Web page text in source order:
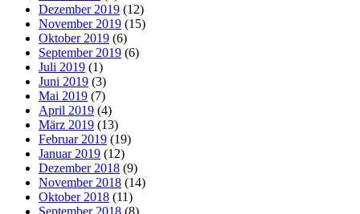
Dezember 2019 (12)
November 2019 (15)
Oktober 2019 (6)
September 2019 (6)
Juli 2019 (1)
Juni 2019 (3)
Mai 2019 (7)
April 2019 (4)
März 2019 (13)
Februar 2019 (19)
Januar 2019 (12)
Dezember 2018 (9)
November 2018 (14)
Oktober 2018 (11)
September 2018 (8)